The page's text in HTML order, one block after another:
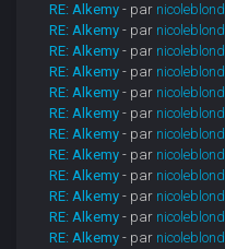
RE: Alkemy - par nicoleblond
RE: Alkemy - par nicoleblond
RE: Alkemy - par nicoleblond
RE: Alkemy - par nicoleblond
RE: Alkemy - par nicoleblond
RE: Alkemy - par nicoleblond
RE: Alkemy - par nicoleblond
RE: Alkemy - par nicoleblond
RE: Alkemy - par nicoleblond
RE: Alkemy - par nicoleblond
RE: Alkemy - par nicoleblond
RE: Alkemy - par nicoleblond